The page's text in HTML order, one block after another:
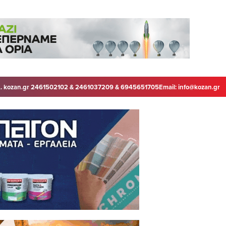
kozan.gr 2461502102 & 2461037209 & 6945651705Email:info@kozan.gr